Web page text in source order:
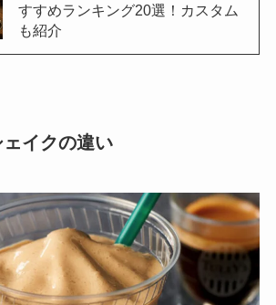
すすめランキング20選！カスタム
も紹介
イクの違い